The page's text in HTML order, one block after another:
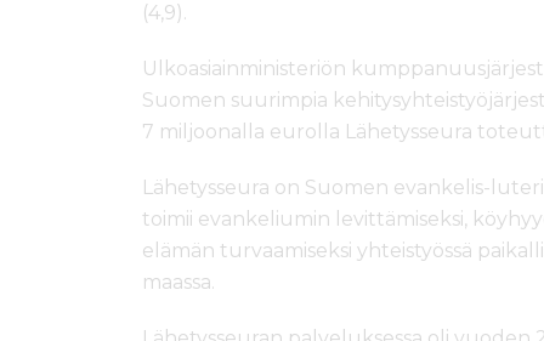
(4,9).
Ulkoasiainministeriön
Suomen suurimpia
7 miljoonalla eurolla Lähetysseura
Lähetysseura on Suomen evankelis-
toimii evankeliumin levittämiseksi,
elämän turvaamiseksi yhteistyössä
maassa.